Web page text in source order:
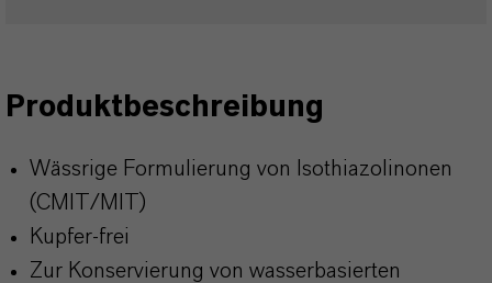
Produktbeschreibung
Wässrige Formulierung von Isothiazolinonen
(CMIT/MIT)
Kupfer-frei
Zur Konservierung von wasserbasierten